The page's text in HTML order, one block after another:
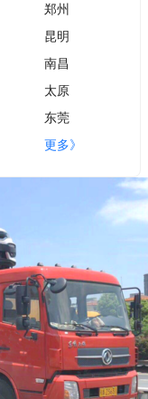
郑州
昆明
南昌
太原
东莞
更多》